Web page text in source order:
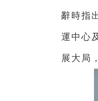
辭時指
運中心
展大局